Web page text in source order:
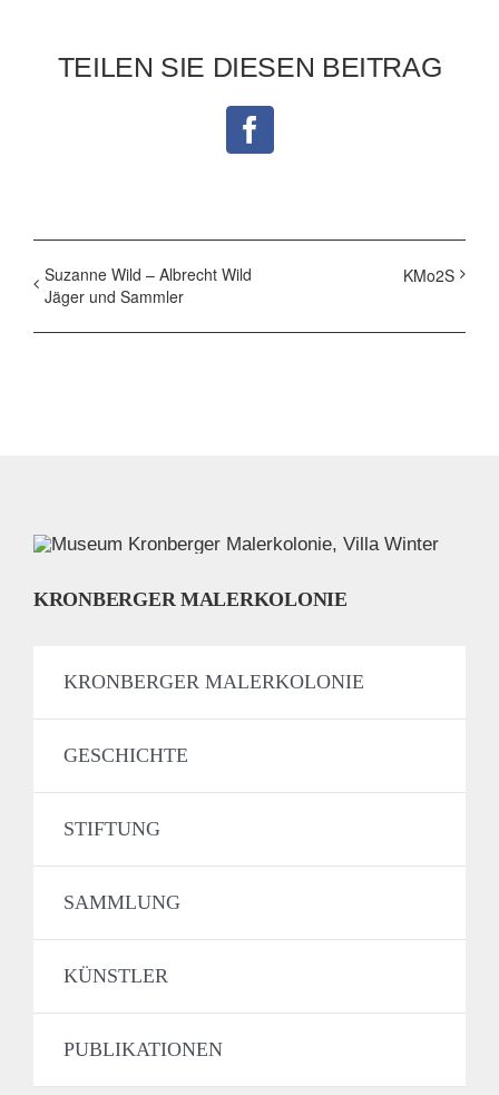
TEILEN SIE DIESEN BEITRAG
Facebook
Suzanne Wild – Albrecht Wild
Jäger und Sammler
KMo2S
KRONBERGER MALERKOLONIE
KRONBERGER MALERKOLONIE
GESCHICHTE
STIFTUNG
SAMMLUNG
KÜNSTLER
PUBLIKATIONEN